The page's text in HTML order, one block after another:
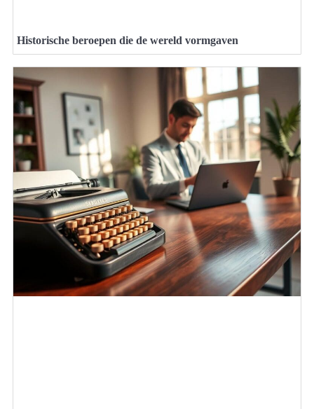
Historische beroepen die de wereld vormgaven